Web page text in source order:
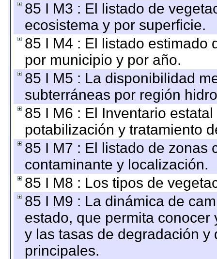
85 I M3 : El listado de
ecosistema y por superficie.
85 I M4 : El listado estimado
por municipio y por año.
85 I M5 : La disponibilidad
subterráneas por región
85 I M6 : El Inventario
potabilización y tratamiento
85 I M7 : El listado de zonas
contaminante y localización.
85 I M8 : Los tipos de
85 I M9 : La dinámica de
estado, que permita
y las tasas de degradación
principales.